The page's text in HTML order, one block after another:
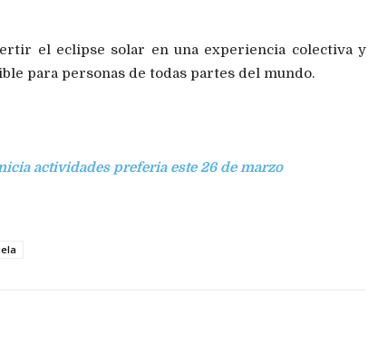
el eclipse solar en una experiencia colectiva y
para personas de todas partes del mundo.
actividades preferia este 26 de marzo